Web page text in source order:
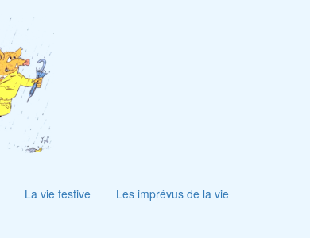
La vie festive
Les imprévus de la vie